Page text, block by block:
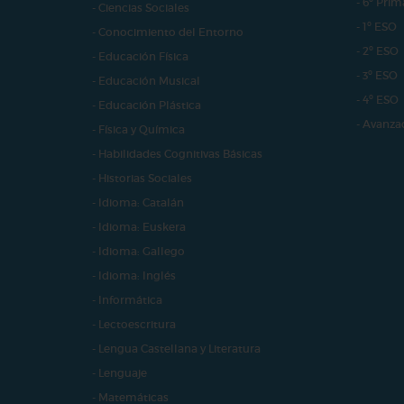
- Ciencias Sociales
- Conocimiento del Entorno
- Educación Física
- Educación Musical
- Educación Plástica
- Física y Química
- Habilidades Cognitivas Básicas
- Historias Sociales
- Idioma: Catalán
- Idioma: Euskera
- Idioma: Gallego
- Idioma: Inglés
- Informática
- Lectoescritura
- Lengua Castellana y Literatura
- Lenguaje
- Matemáticas
- 1º ESO
- 2º ESO
- 3º ESO
- 4º ESO
-